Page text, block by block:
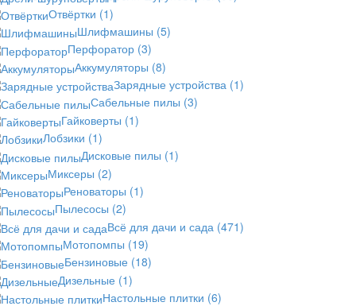
Отвёртки (1)
Шлифмашины (5)
Перфоратор (3)
Аккумуляторы (8)
Зарядные устройства (1)
Сабельные пилы (3)
Гайковерты (1)
Лобзики (1)
Дисковые пилы (1)
Миксеры (2)
Реноваторы (1)
Пылесосы (2)
Всё для дачи и сада (471)
Мотопомпы (19)
Бензиновые (18)
Дизельные (1)
Настольные плитки (6)